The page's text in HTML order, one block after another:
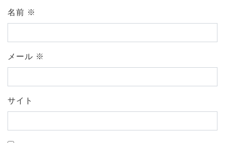
名前 ※
メール ※
サイト